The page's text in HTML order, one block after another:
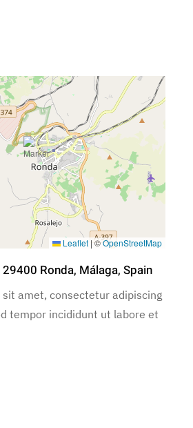
Leaflet | ©OpenStreetMap
Ronda, Málaga, Spain
amet, consectetur adipiscing
tempor incididunt ut labore et